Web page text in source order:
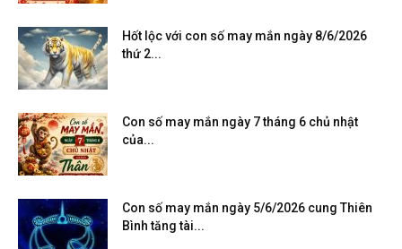
Hốt lộc với con số may mắn ngày 8/6/2026
thứ 2...
Con số may mắn ngày 7 tháng 6 chủ nhật
của...
Con số may mắn ngày 5/6/2026 cung Thiên
Bình tăng tài...